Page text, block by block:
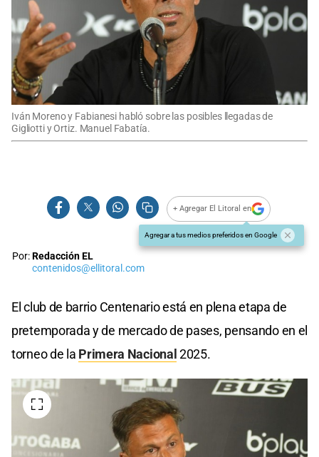
Iván Moreno y Fabianesi habló sobre las posibles llegadas de
Gigliotti y Ortiz. Manuel Fabatía.
+ Agregar El Litoral en
Agregar a tus medios preferidos en Google
Por:Redacción EL
contenidos@ellitoral.com
El club de barrio Centenario está en plena etapa de
pretemporada y de mercado de pases, pensando en el
torneo de la Primera Nacional2025.